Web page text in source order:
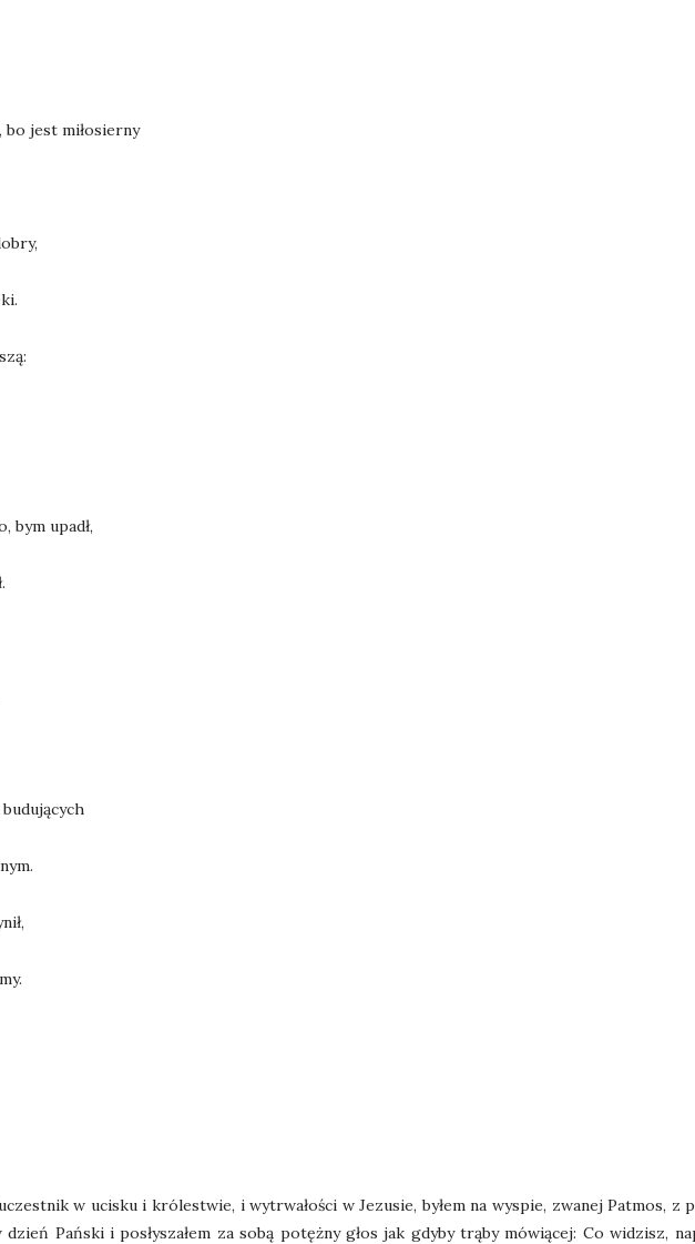
bo jest miłosierny
bym upadł,
w ucisku i królestwie, i wytrwałości w Jezusie, byłem na wyspie, zwanej Patmos, z
dzień Pański i posłyszałem za sobą potężny głos jak gdyby trąby mówiącej: Co widzisz,